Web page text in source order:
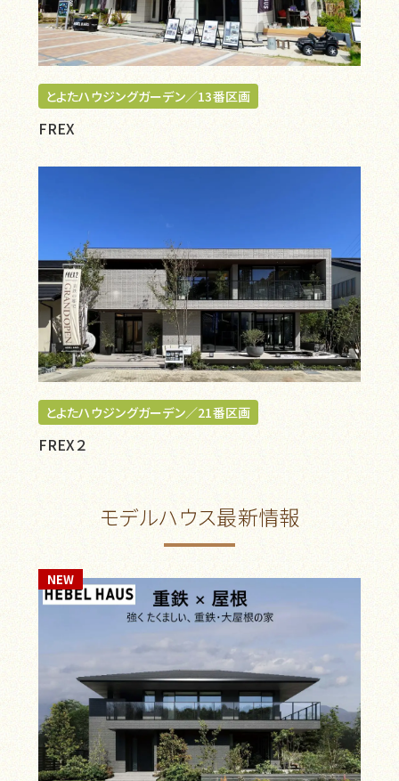
とよたハウジングガーデン／13番区画
FREX
とよたハウジングガーデン／21番区画
FREX２
モデルハウス最新情報
NEW